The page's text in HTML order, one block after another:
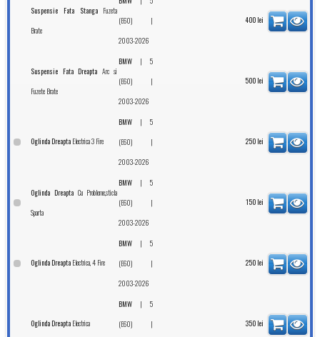
Suspensie Fata StangaFuzeta
Brate
(E60) |
2003-2026
400 lei
Suspensie Fata Dreapta Arc si
Fuzete Brate
BMW |5
(E60) |
2003-2026
500 lei
Oglinda Dreapta Electrica 3 Fire
BMW |5
(E60) |
2003-2026
250 lei
Oglinda Dreapta Cu Probleme,sticla
Sparta
BMW |5
(E60) |
2003-2026
150 lei
Oglinda Dreapta Electrica, 4 Fire
BMW |5
(E60) |
2003-2026
250 lei
Oglinda Dreapta Electrica
BMW |5
(E60) |
350 lei